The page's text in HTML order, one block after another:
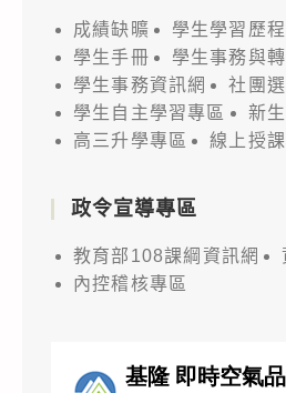
成績缺曠
學生學習歷
學生手冊
學生事務與
學生事務資訊網
社團
學生自主學習專區
新
高三升學專區
線上授
政令宣導專區
教育部108課綱資訊網
內控稽核專區